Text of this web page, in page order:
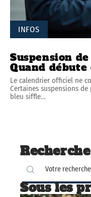
INFOS
Suspension
Quand
Le calendrier officiel ne
Certaines suspensions
bleu siffle…
Recherche
Sous les